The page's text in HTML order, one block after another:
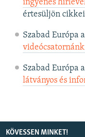
ingyenes
értesüljön
Szabad Európa a
Szabad Európa
látványos és
KÖVESSEN MINKET!